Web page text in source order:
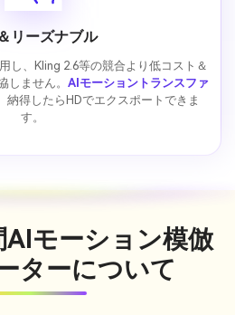
リーズナブル
し、Kling 2.6等の競合より低コスト＆
しません。 AIモーショントランスファ
納得したらHDでエクスポートできま
す。
AIモーション模倣
ターについて